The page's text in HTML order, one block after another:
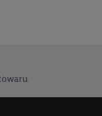
również przez różne
urządzeniach
docelowych,
konkretnych treści.